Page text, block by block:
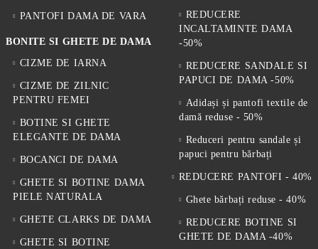
PANTOFI DAMA DE VARA
BONITE SI GHETE DE DAMA
CIZME DE IARNA
CIZME DE ZILNIC
PENTRU FEMEI
BOTINE SI GHETE
ELEGANTE DE DAMA
BOCANCI DE DAMA
GHETE SI BOTINE DAMA
PIELE NATURALA
GHETE CLARKS DE DAMA
GHETE SI BOTINE
REDUCERE
INCALTAMINTE DAMA
-50%
REDUCERE SANDALE SI
PAPUCI DE DAMA -50%
Adidași și pantofi textile de
damă reduse - 50%
Reduceri pentru sandale și
papuci pentru bărbați
REDUCERE PANTOFI - 40%
Ghete bărbați reduse - 40%
REDUCERE BOTINE SI
GHETE DE DAMA -40%